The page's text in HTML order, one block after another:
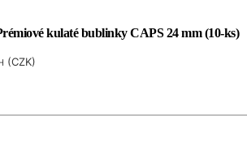
kulaté bublinky CAPS 24 mm (10-ks)
(CZK)